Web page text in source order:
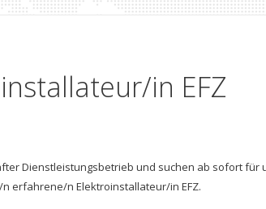
in EFZ
Dienstleistungsbetrieb und suchen ab sofort für
erfahrene/n Elektroinstallateur/in EFZ.